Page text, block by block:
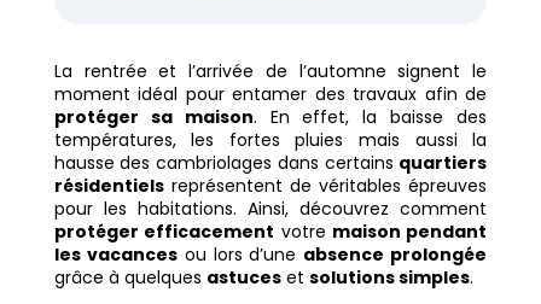
La rentrée et l’arrivée de l’automne signent le
moment idéal pour entamer des travaux afin de
protéger sa maison. En effet, la baisse des
températures, les fortes pluies mais aussi la
hausse des cambriolages dans certains quartiers
résidentielsreprésentent de véritables épreuves
pour les habitations. Ainsi, découvrez comment
protéger efficacement votre maison pendant
les vacancesou lors d’une absence prolongée
grâce à quelques astuceset solutions simples.